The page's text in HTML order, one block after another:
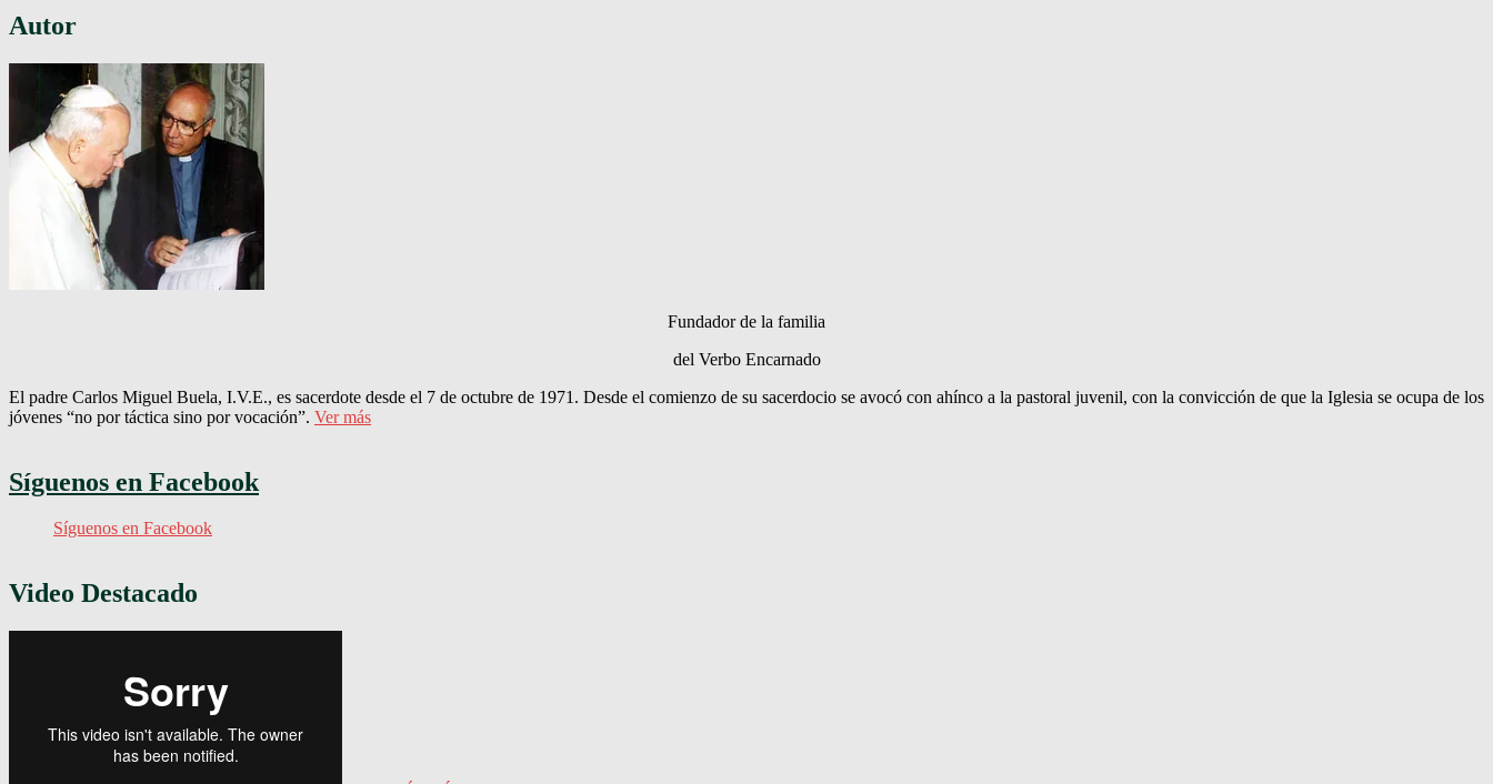
Autor
Fundador de la familia
del Verbo Encarnado
El padre Carlos Miguel Buela, I.V.E., es sacerdote desde el 7 de octubre de 1971. Desde el comienzo de su sacerdocio se avocó con ahínco a la pastoral juvenil, con la convicción de que la Iglesia se ocupa de los
jóvenes “no por táctica sino por vocación”. Ver más
Síguenos en Facebook
Síguenos en Facebook
Video Destacado